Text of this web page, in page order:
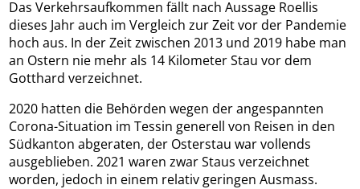
Das Verkehrsaufkommen fällt nach Aussage Roellis
dieses Jahr auch im Vergleich zur Zeit vor der Pandemie
hoch aus. In der Zeit zwischen 2013 und 2019 habe man
an Ostern nie mehr als 14 Kilometer Stau vor dem
Gotthard verzeichnet.
2020 hatten die Behörden wegen der angespannten
Corona-Situation im Tessin generell von Reisen in den
Südkanton abgeraten, der Osterstau war vollends
ausgeblieben. 2021 waren zwar Staus verzeichnet
worden, jedoch in einem relativ geringen Ausmass.